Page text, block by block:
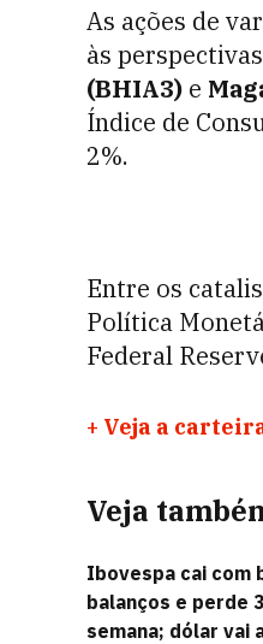
As ações de
às
(BHIA3) e
Índice de
2%.
Entre os
Política
Federal
+ Veja a
Veja
Ibovespa cai com
balanços e perde
semana; dólar vai